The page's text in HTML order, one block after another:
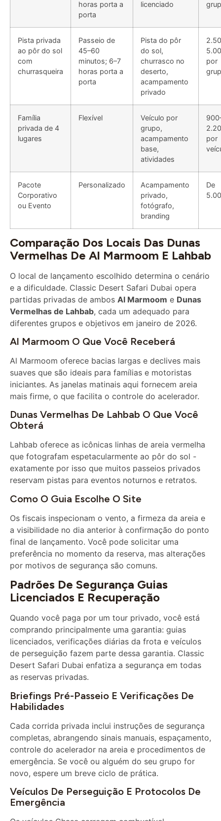
porta
Pista privada
ao pôr do sol
com
churrasqueira
Passeio de
45–60
minutos; 6–7
horas porta a
porta
Pista do pôr
do sol,
churrasco no
deserto,
acampamento
privado
por
Família
privada de 4
lugares
Flexível
Veículo por
grupo,
acampamento
base,
atividades
por
Pacote
Corporativo
ou Evento
Personalizado
Acampamento
privado,
fotógrafo,
branding
De
Comparação Dos Locais Das Dunas
Vermelhas De Al Marmoom E Lahbab
e a dificuldade. Classic Desert Safari Dubai opera
partidas privadas de ambosAl MarmoomeDunas
Vermelhas de Lahbab, cada um adequado para
diferentes grupos e objetivos em janeiro de 2026.
Al Marmoom O Que Você Receberá
suaves que são ideais para famílias e motoristas
iniciantes. As janelas matinais aqui fornecem areia
mais firme, o que facilita o controle do acelerador.
Dunas Vermelhas De Lahbab O Que Você
Obterá
que fotografam espetacularmente ao pôr do sol -
exatamente por isso que muitos passeios privados
reservam pistas para eventos noturnos e retratos.
Como O Guia Escolhe O Site
a visibilidade no dia anterior à confirmação do ponto
final de lançamento. Você pode solicitar uma
preferência no momento da reserva, mas alterações
por motivos de segurança são comuns.
Padrões De Segurança Guias
Licenciados E Recuperação
Quando você paga por um tour privado, você está
comprando principalmente uma garantia: guias
licenciados, verificações diárias da frota e veículos
de perseguição fazem parte dessa garantia. Classic
Desert Safari Dubai enfatiza a segurança em todas
as reservas privadas.
Briefings Pré-Passeio E Verificações De
Habilidades
completas, abrangendo sinais manuais, espaçamento,
controle do acelerador na areia e procedimentos de
emergência. Se você ou alguém do seu grupo for
novo, espere um breve ciclo de prática.
Veículos De Perseguição E Protocolos De
Emergência
Os veículos Chase carregam combustível